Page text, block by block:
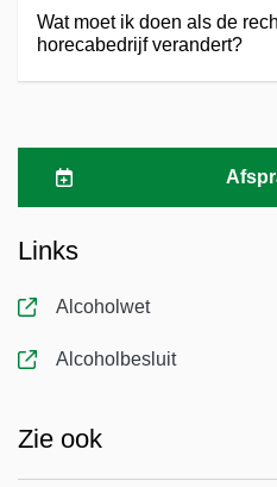
Wat moet ik doen als de
horecabedrijf verandert?
Links
Alcoholwet
, opent in nieuw tabblad
Alcoholbesluit
, opent in nieuw tabblad
Zie ook